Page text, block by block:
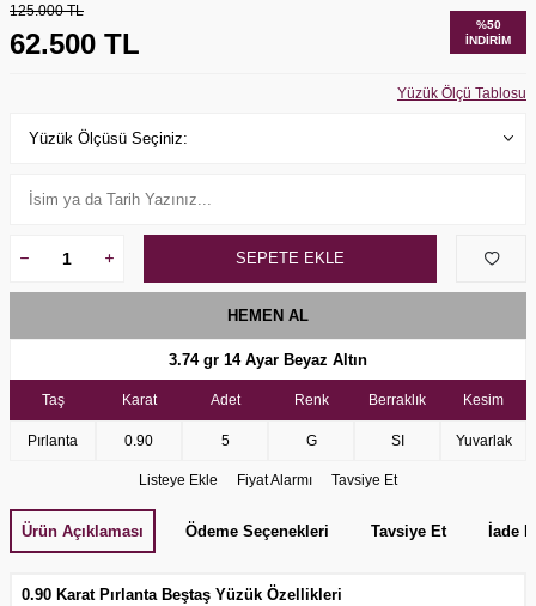
125.000TL
62.500 TL
%50
İNDIRIM
Yüzük Ölçü Tablosu
SEPETE EKLE
HEMEN AL
3.74 gr 14 Ayar Beyaz Altın
Taş
Pırlanta
Karat
0.90
Adet
5
Ren k
G
Berraklık
SI
Kesim
Yuvarlak
Listeye Ekle Fiyat Alarmı Tavsiye Et
Ürün Açıklaması Ödeme Seçenekleri Tavsiye Et İade
0.90 Karat Pırlanta Beştaş Yüzük Özellikleri